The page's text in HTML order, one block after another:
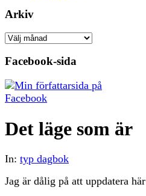
Arkiv
Arkiv
Facebook-sida
Det läge som är
In: typ dagbok
Jag är dålig på att uppdatera